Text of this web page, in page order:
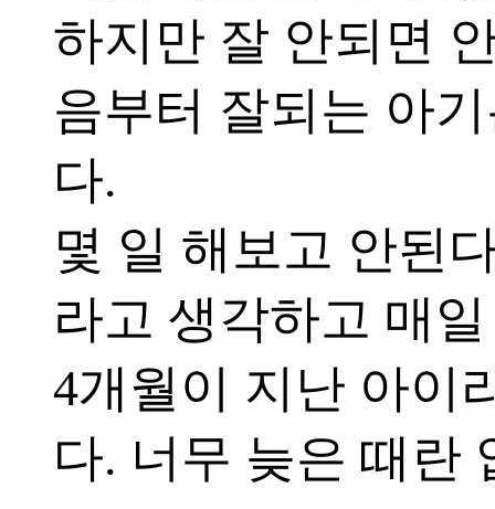
하지만 잘 안되면
음부터 잘되는 아
다.
몇 일 해보고 안된
라고 생각하고 매
4개월이 지난 아이
다. 너무 늦은 때란